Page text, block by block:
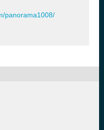
panorama1008/